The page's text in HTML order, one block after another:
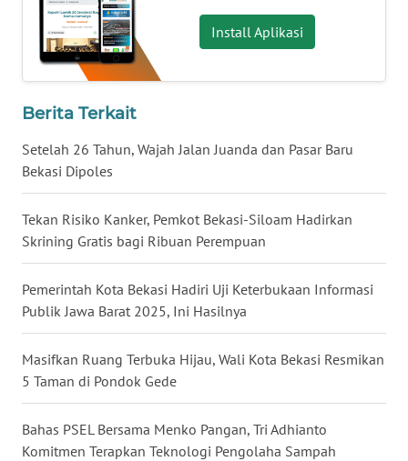
Install Aplikasi
Berita Terkait
Setelah 26 Tahun, Wajah Jalan Juanda dan Pasar Baru
Bekasi Dipoles
Tekan Risiko Kanker, Pemkot Bekasi-Siloam Hadirkan
Skrining Gratis bagi Ribuan Perempuan
Pemerintah Kota Bekasi Hadiri Uji Keterbukaan Informasi
Publik Jawa Barat 2025, Ini Hasilnya
Masifkan Ruang Terbuka Hijau, Wali Kota Bekasi Resmikan
5 Taman di Pondok Gede
Bahas PSEL Bersama Menko Pangan, Tri Adhianto
Komitmen Terapkan Teknologi Pengolaha Sampah
WN
KALTENG
KALTARA
WN
KALTIM
WN
SULSEL
WN
GORONTALO
WN
SULUT